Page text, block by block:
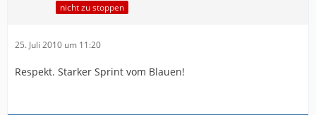
nicht zu stoppen
25. Juli 2010 um 11:20
Respekt. Starker Sprint vom Blauen!